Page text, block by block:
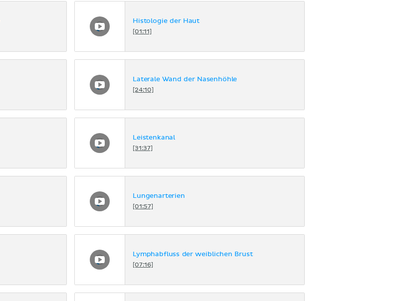
Histologie der Haut
[01:11]
Laterale Wand der Nasenhöhle
[24:10]
Leistenkanal
[31:37]
Lungenarterien
[01:57]
Lymphabfluss der weiblichen Brust
[07:16]